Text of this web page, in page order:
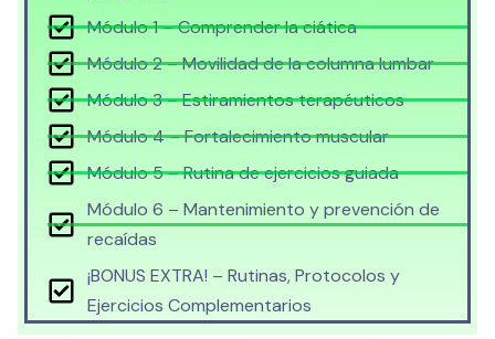
Módulo 1 – Comprender la ciática
Módulo 2 – Movilidad de la columna lumbar
Módulo 3 – Estiramientos terapéuticos
Módulo 4 – Fortalecimiento muscular
Módulo 5 – Rutina de ejercicios guiada
Módulo 6 – Mantenimiento y prevención de
recaídas
¡BONUS EXTRA! – Rutinas, Protocolos y
Ejercicios Complementarios